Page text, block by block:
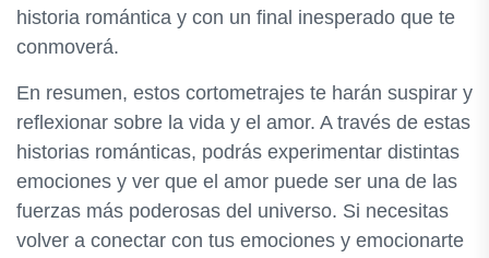
historia romántica y con un final inesperado que te
conmoverá.
En resumen, estos cortometrajes te harán suspirar y
reflexionar sobre la vida y el amor. A través de estas
historias románticas, podrás experimentar distintas
emociones y ver que el amor puede ser una de las
fuerzas más poderosas del universo. Si necesitas
volver a conectar con tus emociones y emocionarte